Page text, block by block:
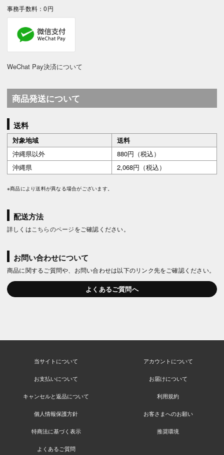
事務手数料：0円
WeChat Pay決済について
商品発送について
送料
対象地域
送料
沖縄県以外
880円（税込）
沖縄県
2,068円（税込）
※商品により送料が異なる場合がございます。
配送方法
詳しくは こちらのページをご確認ください。
お問い合わせについて
商品に関するご質問や、お問い合わせは以下のリンク先をご確認ください。
よくあるご質問へ
当サイトについて アカウントについて
お支払いについて お届けについて
キャンセルと返品について 利用規約
個人情報保護方針 お客さまへのお願い
特商法に基づく表示 推奨環境
よくあるご質問